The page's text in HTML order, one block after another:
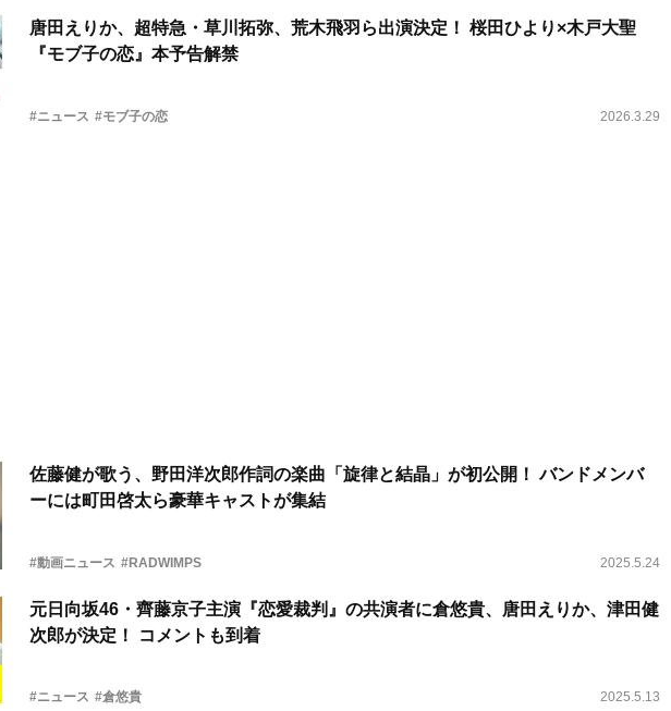
唐田えりか、超特急・草川拓弥、荒木飛羽ら出演決定！ 桜田ひより×木戸大聖
『モブ子の恋』本予告解禁
#ニュース #モブ子の恋 2026.3.29
佐藤健が歌う、野田洋次郎作詞の楽曲「旋律と結晶」が初公開！ バンドメンバ
ーには町田啓太ら豪華キャストが集結
#動画ニュース #RADWIMPS 2025.5.24
元日向坂46・齊藤京子主演『恋愛裁判』の共演者に倉悠貴、唐田えりか、津田健
次郎が決定！ コメントも到着
#ニュース #倉悠貴 2025.5.13